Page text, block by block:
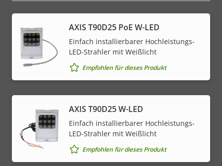
AXIS T90D25 PoE W-LED
Einfach installierbarer Hochleistungs-
LED-Strahler mit Weißlicht
Empfohlen für dieses Produkt
AXIS T90D25 W-LED
Einfach installierbarer Hochleistungs-
LED-Strahler mit Weißlicht
Empfohlen für dieses Produkt